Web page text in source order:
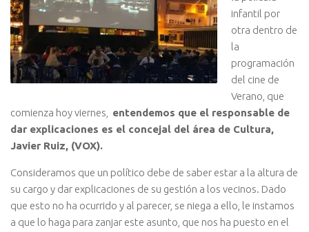
infantil por
otra dentro de
la
programación
del cine de
Verano, que
comienza hoy viernes, entendemos que el responsable de
dar explicaciones es el concejal del área de Cultura,
Javier Ruiz, (VOX).
Consideramos que un político debe de saber estar a la altura de
su cargo y dar explicaciones de su gestión a los vecinos. Dado
que esto no ha ocurrido y al parecer, se niega a ello, le instamos
a que lo haga para zanjar este asunto, que nos ha puesto en el